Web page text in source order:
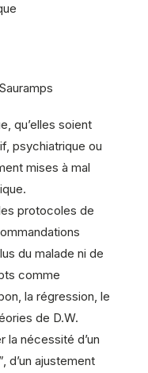
qu’elles soient
psychiatrique ou
mises à mal
protocoles de
du malade ni de
comme
la régression, le
de D.W.
la nécessité d’un
d’un ajustement